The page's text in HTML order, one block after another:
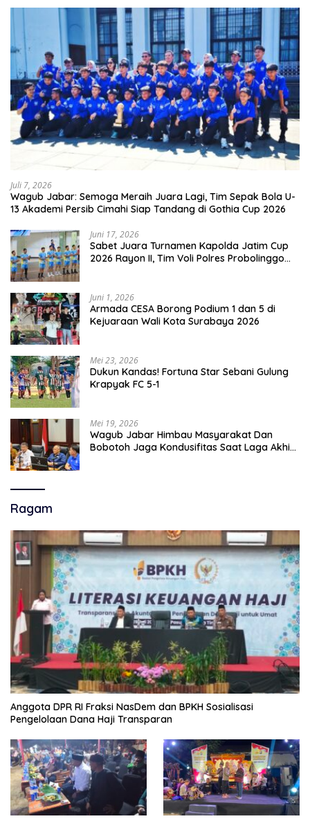
Juli 7, 2026
Wagub Jabar: Semoga Meraih Juara Lagi, Tim Sepak Bola U-
13 Akademi Persib Cimahi Siap Tandang di Gothia Cup 2026
Juni 17, 2026
Sabet Juara Turnamen Kapolda Jatim Cup
2026 Rayon II, Tim Voli Polres Probolinggo
Juni 1, 2026
Armada CESA Borong Podium 1 dan 5 di
Kejuaraan Wali Kota Surabaya 2026
Mei 23, 2026
Dukun Kandas! Fortuna Star Sebani Gulung
Krapyak FC 5-1
Mei 19, 2026
Wagub Jabar Himbau Masyarakat Dan
Bobotoh Jaga Kondusifitas Saat Laga Akhir
Ragam
Anggota DPR RI Fraksi NasDem dan BPKH Sosialisasi
Pengelolaan Dana Haji Transparan